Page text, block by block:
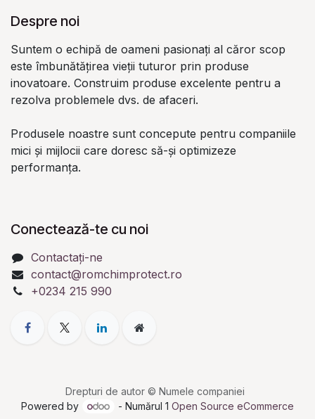
Despre noi
Suntem o echipă de oameni pasionați al căror scop
este îmbunătățirea vieții tuturor prin produse
inovatoare. Construim produse excelente pentru a
rezolva problemele dvs. de afaceri.
Produsele noastre sunt concepute pentru companiile
mici și mijlocii care doresc să-și optimizeze
performanța.
Conectează-te cu noi
Contactați-ne
contact@romchimprotect.ro
+0234 215 990
Drepturi de autor © Numele companiei
Powered by
- Numărul 1Open Source eCommerce